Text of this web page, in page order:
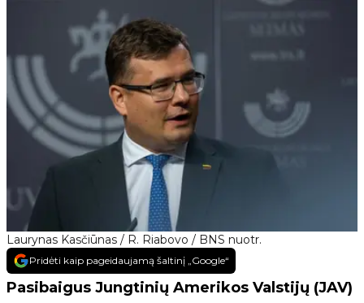
Laurynas Kasčiūnas / R. Riabovo / BNS nuotr.
Pridėti kaip pageidaujamą šaltinį „Google“
Pasibaigus Jungtinių Amerikos Valstijų (JAV)